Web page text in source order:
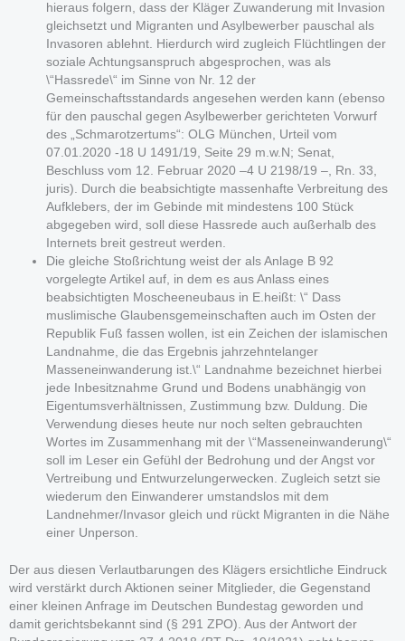
hieraus folgern, dass der Kläger Zuwanderung mit Invasion
gleichsetzt und Migranten und Asylbewerber pauschal als
Invasoren ablehnt. Hierdurch wird zugleich Flüchtlingen der
soziale Achtungsanspruch abgesprochen, was als
\“Hassrede\“ im Sinne von Nr. 12 der
Gemeinschaftsstandards angesehen werden kann (ebenso
für den pauschal gegen Asylbewerber gerichteten Vorwurf
des „Schmarotzertums“: OLG München, Urteil vom
07.01.2020 -18 U 1491/19, Seite 29 m.w.N; Senat,
Beschluss vom 12. Februar 2020 –4 U 2198/19 –, Rn. 33,
juris). Durch die beabsichtigte massenhafte Verbreitung des
Aufklebers, der im Gebinde mit mindestens 100 Stück
abgegeben wird, soll diese Hassrede auch außerhalb des
Internets breit gestreut werden.
Die gleiche Stoßrichtung weist der als Anlage B 92
vorgelegte Artikel auf, in dem es aus Anlass eines
beabsichtigten Moscheeneubaus in E.heißt: \“ Dass
muslimische Glaubensgemeinschaften auch im Osten der
Republik Fuß fassen wollen, ist ein Zeichen der islamischen
Landnahme, die das Ergebnis jahrzehntelanger
Masseneinwanderung ist.\“ Landnahme bezeichnet hierbei
jede Inbesitznahme Grund und Bodens unabhängig von
Eigentumsverhältnissen, Zustimmung bzw. Duldung. Die
Verwendung dieses heute nur noch selten gebrauchten
Wortes im Zusammenhang mit der \“Masseneinwanderung\“
soll im Leser ein Gefühl der Bedrohung und der Angst vor
Vertreibung und Entwurzelungerwecken. Zugleich setzt sie
wiederum den Einwanderer umstandslos mit dem
Landnehmer/Invasor gleich und rückt Migranten in die Nähe
einer Unperson.
Der aus diesen Verlautbarungen des Klägers ersichtliche Eindruck
wird verstärkt durch Aktionen seiner Mitglieder, die Gegenstand
einer kleinen Anfrage im Deutschen Bundestag geworden und
damit gerichtsbekannt sind (§ 291 ZPO). Aus der Antwort der